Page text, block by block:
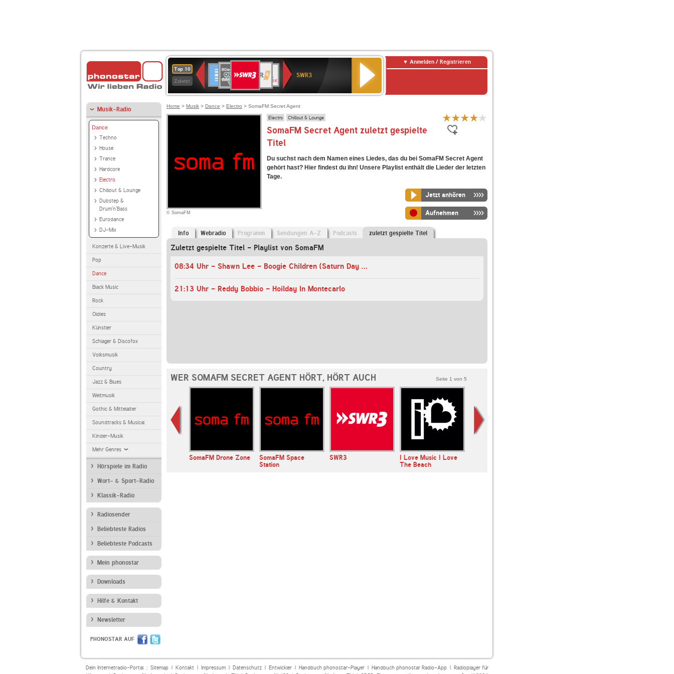
Top 10
Zuletzt
Deutschlandfunk
80er
90er
OLDIE
ANTENNE
4
KLASSIK
SWR
Kultur
NDR
2
SWR3
Anmelden / Registrieren
Musik-Radio
Dance
Techno
House
Trance
Hardcore
Electro
Chillout & Lounge
Dubstep &
Drum'n'Bass
Eurodance
DJ-Mix
Konzerte & Live-Musik
Pop
Dance
Black Music
Rock
Oldies
Künstler
Schlager & Discofox
Volksmusik
Country
Jazz & Blues
Weltmusik
Gothic & Mittelalter
Soundtracks & Musical
Kinder-Musik
Mehr Genres
Hörspiele im Radio
Wort- & Sport-Radio
Klassik-Radio
Radiosender
Beliebteste Radios
Beliebteste Podcasts
Mein phonostar
Downloads
Hilfe & Kontakt
Newsletter
PHONOSTAR AUF
Home > Musik > Dance > Electro > SomaFM Secret Agent
© SomaFM
Electro Chillout & Lounge
SomaFM Secret Agent zuletzt gespielte
Titel
Du suchst nach dem Namen eines Liedes, das du bei SomaFM Secret Agent
gehört hast? Hier findest du ihn! Unsere Playlist enthält die Lieder der letzten
Tage.
Jetzt anhören
Aufnehmen
Info Webradio Programm Sendungen A-Z Podcasts zuletzt gespielte Titel
Zuletzt gespielte Titel - Playlist von SomaFM
08:34 Uhr - Shawn Lee - Boogie Children (Saturn Day Night)
21:13 Uhr - Reddy Bobbio - Hoilday In Montecarlo
WER SOMAFM SECRET AGENT HÖRT, HÖRT AUCH Seite 1 von 5
SomaFM Beat Blender Deutschlandfunk SomaFM Drone Zone
SomaFM Space
Station
SWR3
I Love Music I Love
The Beach
Dein Internetradio-Portal : Sitemap| Kontakt| Impressum| Datenschutz| Entwickler| Handbuch phonostar-Player| Handbuch phonostar Radio-App| Radioplayer für